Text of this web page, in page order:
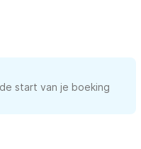
start van je boeking